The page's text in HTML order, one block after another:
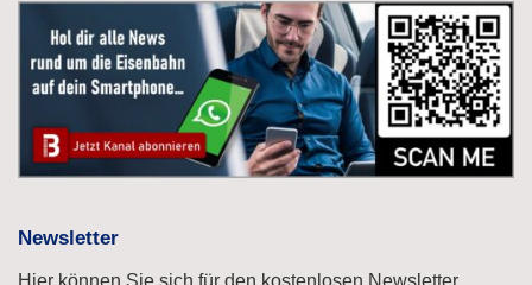
Newsletter
Hier können Sie sich für den kostenlosen Newsletter